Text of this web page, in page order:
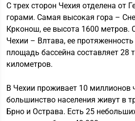
С трех сторон Чехия отделена от
горами. Самая высокая гора –
Крконош, ее высота 1600 метров.
Чехии – Влтава, ее
площадь бассейна составляет 28
километров.
В Чехии проживает 10 миллионов
большинство населения живут в
Брно и Острава. Есть 25